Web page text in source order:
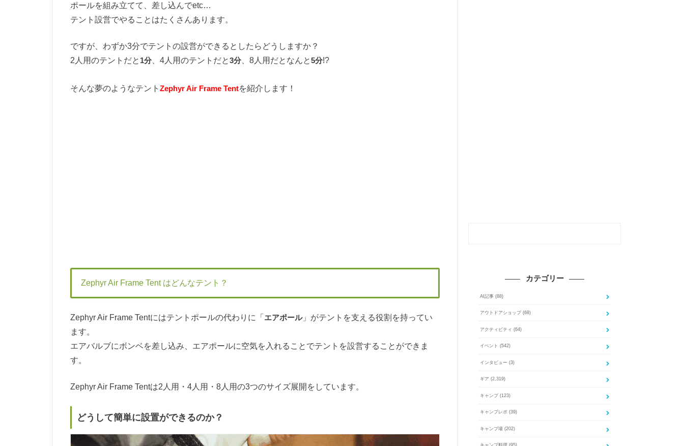
ポールを組み立てて、差し込んでetc…
テント設営でやることはたくさんあります。
ですが、わずか3分でテントの設営ができるとしたらどうしますか？
2人用のテントだと 1分 、4人用のテントだと3分 、8人用だとなんと5分!?
そんな夢のようなテントZephyr Air Frame Tentを紹介します！
Zephyr Air Frame Tent はどんなテント？
Zephyr Air Frame Tentにはテントポールの代わりに「 エアポール」がテントを支える役割を持ってい
ます。
エアバルブにボンベを差し込み、エアポールに空気を入れることでテントを設営することができま
す。
Zephyr Air Frame Tentは2人用・4人用・8人用の3つのサイズ展開をしています。
どうして簡単に設置ができるのか？
カテゴリー
AI記事 (88)
アウトドアショップ (68)
アクティビティ (64)
イベント (542)
インタビュー (3)
ギア (2,319)
キャンプ (123)
キャンプレポ (39)
キャンプ場 (202)